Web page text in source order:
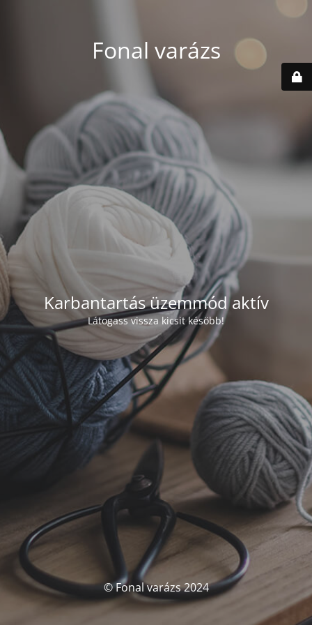
Fonal varázs
Karbantartás üzemmód aktív
Látogass vissza kicsit késöbb!
© Fonal varázs 2024